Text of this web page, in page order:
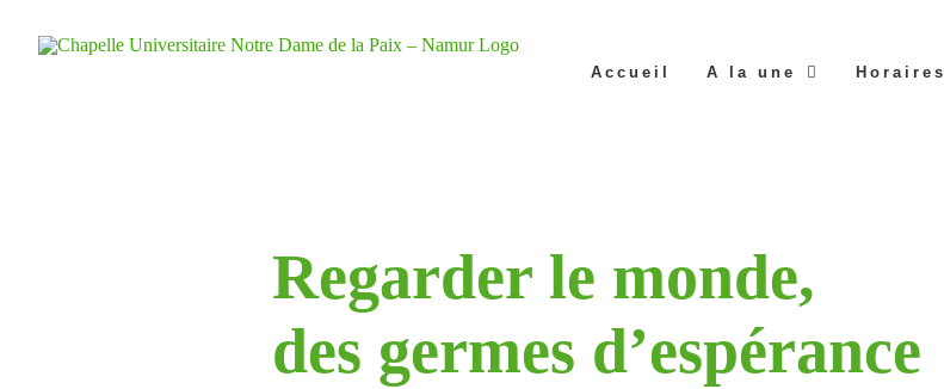
Accueil A la une Horaires
Regarder le monde,
des germes d’espérance